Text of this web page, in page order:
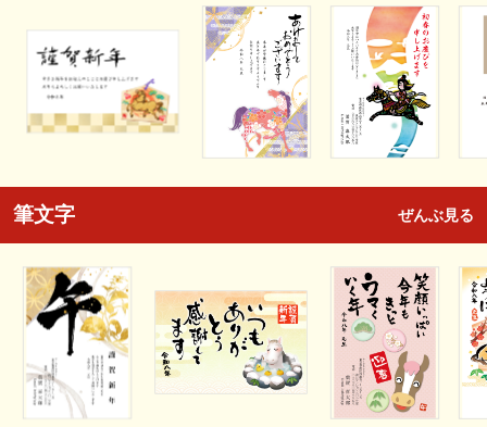
筆文字 ぜんぶ見る